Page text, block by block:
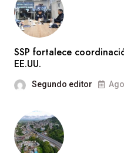
SSP fortalece
EE.UU.
Segundo editor